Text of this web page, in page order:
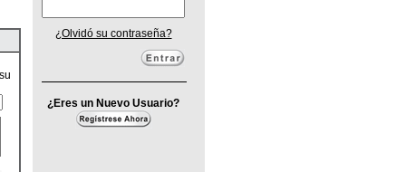
¿Olvidó su contraseña?
¿Eres un Nuevo Usuario?